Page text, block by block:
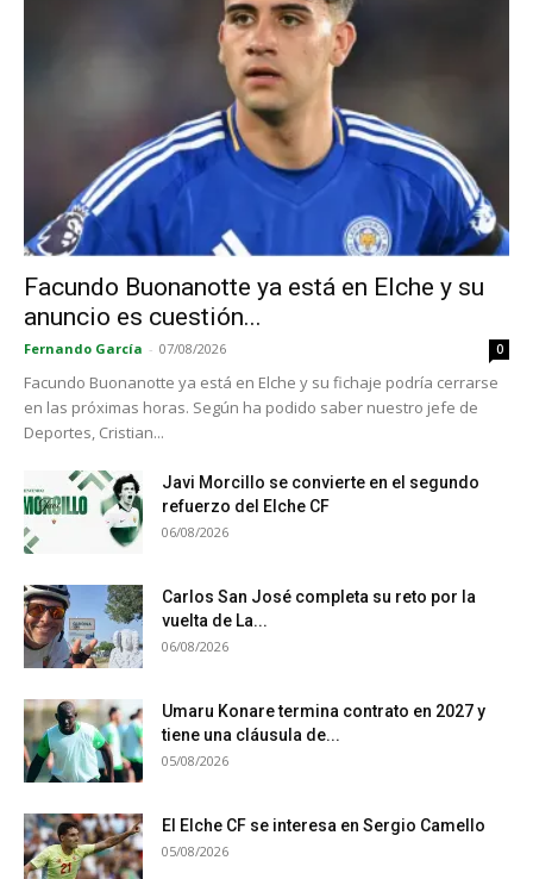
Facundo Buonanotte ya está en Elche y su
anuncio es cuestión...
Fernando García - 07/08/2026 0
Facundo Buonanotte ya está en Elche y su fichaje podría cerrarse
en las próximas horas. Según ha podido saber nuestro jefe de
Deportes, Cristian...
Javi Morcillo se convierte en el segundo
refuerzo del Elche CF
06/08/2026
Carlos San José completa su reto por la
vuelta de La...
06/08/2026
Umaru Konare termina contrato en 2027 y
tiene una cláusula de...
05/08/2026
El Elche CF se interesa en Sergio Camello
05/08/2026